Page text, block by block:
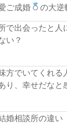
ご成婚
の大逆
で出会ったと人
い？
方でいてくれる
り、幸せだなと
婚相談所の違い